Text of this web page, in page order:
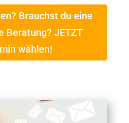
Brauchst du eine
Beratung? JETZT
wählen!